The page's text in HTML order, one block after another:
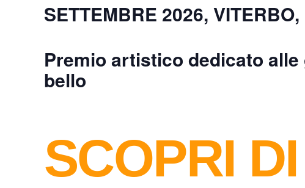
SETTEMBRE 2026,
Premio artistico dedicato
bello
SCOPRI DI